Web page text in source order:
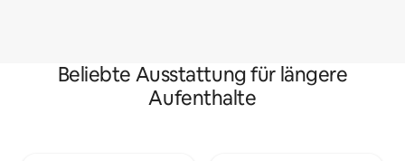
Beliebte Ausstattung für längere
Aufenthalte